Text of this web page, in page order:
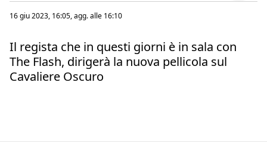
16 giu 2023, 16:05, agg. alle 16:10
Il regista che in questi giorni è in sala con
The Flash, dirigerà la nuova pellicola sul
Cavaliere Oscuro